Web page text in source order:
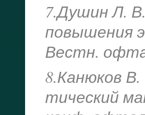
7.Душин Л.
повышения
Вестн.
8.Канюков
тический